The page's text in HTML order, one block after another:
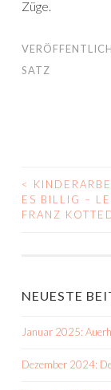
Züge.
SATZ
<
ES BILLIG –
FRANZ
NEUESTE
Januar 2025:
Dezember 2024: